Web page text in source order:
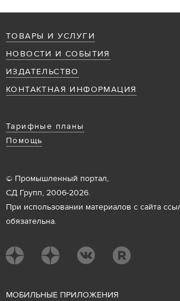
ТОВАРЫ И УСЛУГИ
НОВОСТИ И СОБЫТИЯ
ИЗДАТЕЛЬСТВО
КОНТАКТНАЯ ИНФОРМАЦИЯ
Тарифные планы
Помощь
© Промышленный портал,
СД Групп, 2006-2026.
При использовании материалов с сайта
обязательна.
МОБИЛЬНЫЕ ПРИЛОЖЕНИЯ